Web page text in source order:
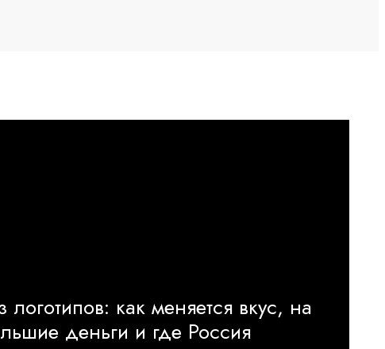
как меняется вкус, на
деньги и где Россия